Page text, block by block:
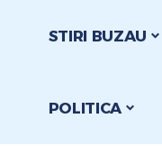
STIRI BUZAU
POLITICA